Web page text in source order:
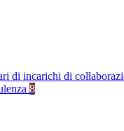
di incarichi di
8